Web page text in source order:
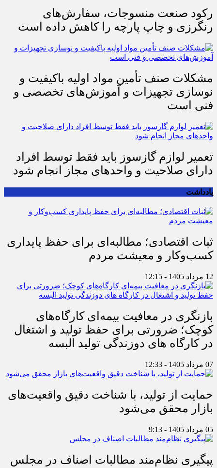
رکود صنعت منسوجات، سفارش‌های
رنگرزی و چاپ پارچه را کاهش داده است
مشکلات صنف تأمین مواد اولیه باکیفیت و
نوسازی تجهیزات و آموزش‌های تخصصی و
فنی است
تعمیر لوازم گازسوز باید فقط توسط افراد
دارای صلاحیت و واحدهای مجاز انجام شود
یادداشت
ثبات اقتصادی؛ مطالبه‌ای برای حفظ پایداری
کسب‌وکار و معیشت مردم
12 مرداد 1405 - 12:15
بازنگری در معافیت بیمه‌ای کارگاه‌های
کوچک؛ ضرورتی برای حفظ تولید و اشتغال
در کارگاه های دوزندگی تولید البسه
07 مرداد 1405 - 12:33
حمایت از تولید، با شناخت دقیق واقعیت‌های
بازار محقق می‌شود
05 مرداد 1405 - 9:13
پیگیری نظام‌مند مطالبات اصناف در مجلس